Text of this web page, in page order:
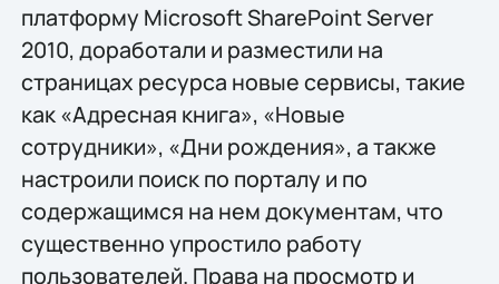
платформу Microsoft SharePoint Server
2010, доработали и разместили на
страницах ресурса новые сервисы, такие
как «Адресная книга», «Новые
сотрудники», «Дни рождения», а также
настроили поиск по порталу и по
содержащимся на нем документам, что
существенно упростило работу
пользователей. Права на просмотр и